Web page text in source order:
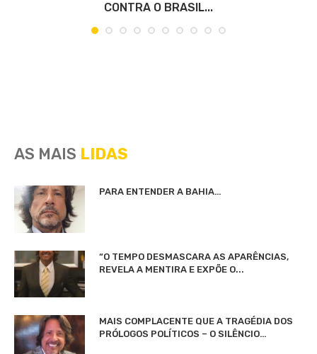
CONTRA O BRASIL...
AS MAIS LIDAS
PARA ENTENDER A BAHIA…
“O TEMPO DESMASCARA AS APARÊNCIAS,
REVELA A MENTIRA E EXPÕE O...
MAIS COMPLACENTE QUE A TRAGÉDIA DOS
PRÓLOGOS POLÍTICOS – O SILÊNCIO…